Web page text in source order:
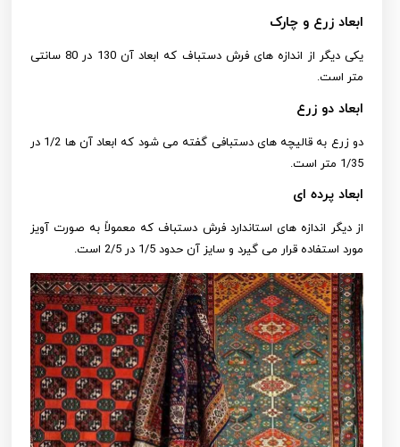
ابعاد زرع و چارک
یکی دیگر از اندازه های فرش دستباف که ابعاد آن 130 در 80 سانتی
متر است.
ابعاد دو زرع
دو زرع به قالیچه های دستبافی گفته می شود که ابعاد آن ها 1/2 در
1/35 متر است.
ابعاد پرده ای
از دیگر اندازه های استاندارد فرش دستباف که معمولاً به صورت آویز
مورد استفاده قرار می گیرد و سایز آن حدود 1/5 در 2/5 است.